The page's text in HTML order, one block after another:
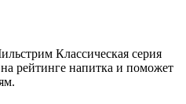
Классическая серия
рейтинге напитка и поможет